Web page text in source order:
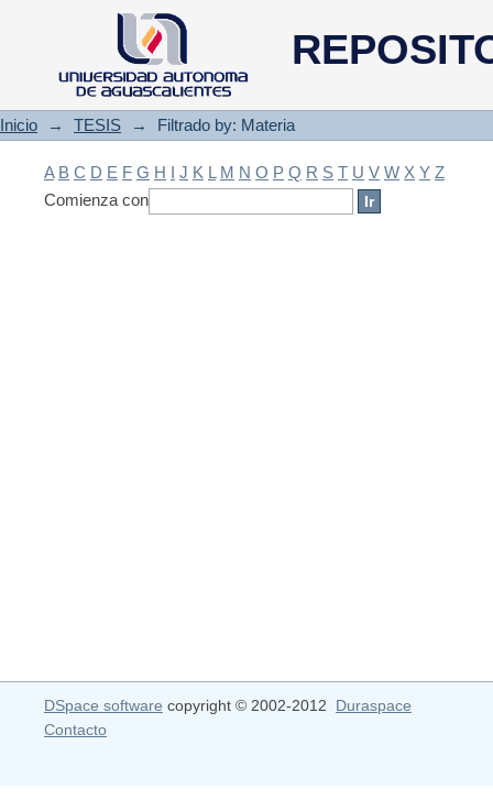
Filtrado by: Materia
Inicio → TESIS → Filtrado by: Materia
A B C D E F G H I J K L M N O P Q R S T U V W X Y Z
Comienza con
DSpace software copyright © 2002-2012 Duraspace
Contacto